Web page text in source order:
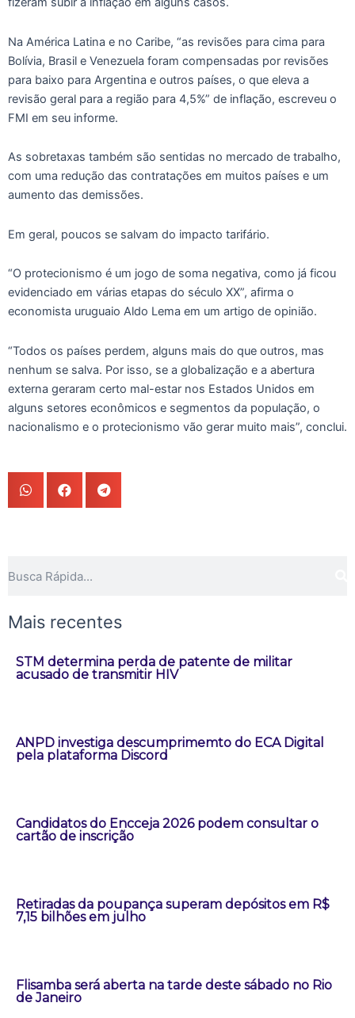
Na América Latina e no Caribe, “as revisões para cima para
Bolívia, Brasil e Venezuela foram compensadas por revisões
para baixo para Argentina e outros países, o que eleva a
revisão geral para a região para 4,5%” de inflação, escreveu o
FMI em seu informe.
As sobretaxas também são sentidas no mercado de trabalho,
com uma redução das contratações em muitos países e um
aumento das demissões.
Em geral, poucos se salvam do impacto tarifário.
“O protecionismo é um jogo de soma negativa, como já ficou
evidenciado em várias etapas do século XX”, afirma o
economista uruguaio Aldo Lema em um artigo de opinião.
“Todos os países perdem, alguns mais do que outros, mas
nenhum se salva. Por isso, se a globalização e a abertura
externa geraram certo mal-estar nos Estados Unidos em
alguns setores econômicos e segmentos da população, o
nacionalismo e o protecionismo vão gerar muito mais”, conclui.
Mais recentes
STM determina perda de patente de militar
acusado de transmitir HIV
ANPD investiga descumprimemto do ECA Digital
pela plataforma Discord
Candidatos do Encceja 2026 podem consultar o
cartão de inscrição
Retiradas da poupança superam depósitos em R$
7,15 bilhões em julho
Flisamba será aberta na tarde deste sábado no Rio
de Janeiro